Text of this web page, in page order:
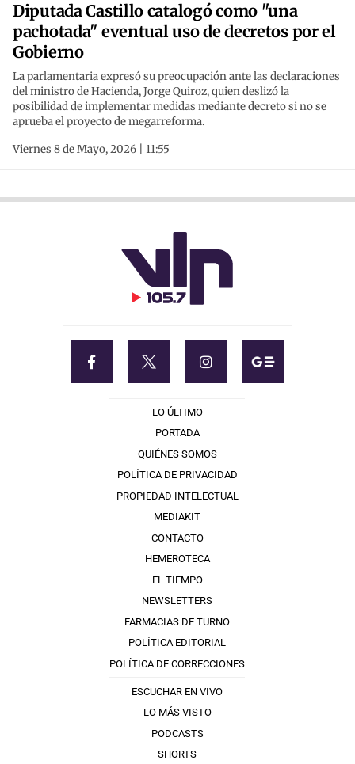
Diputada Castillo catalogó como "una
pachotada" eventual uso de decretos por el
Gobierno
La parlamentaria expresó su preocupación ante las declaraciones
del ministro de Hacienda, Jorge Quiroz, quien deslizó la
posibilidad de implementar medidas mediante decreto si no se
aprueba el proyecto de megarreforma.
Viernes 8 de Mayo, 2026 | 11:55
LO ÚLTIMO
PORTADA
QUIÉNES SOMOS
POLÍTICA DE PRIVACIDAD
PROPIEDAD INTELECTUAL
MEDIAKIT
CONTACTO
HEMEROTECA
EL TIEMPO
NEWSLETTERS
FARMACIAS DE TURNO
POLÍTICA EDITORIAL
POLÍTICA DE CORRECCIONES
ESCUCHAR EN VIVO
LO MÁS VISTO
PODCASTS
SHORTS